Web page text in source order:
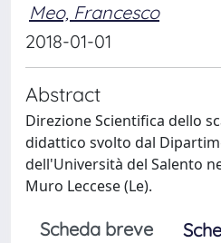
Meo, Francesco
2018-01-01
Abstract
Direzione Scientifica dello
didattico svolto dal
dell'Università del Salento
Muro Leccese (Le).
Scheda breve